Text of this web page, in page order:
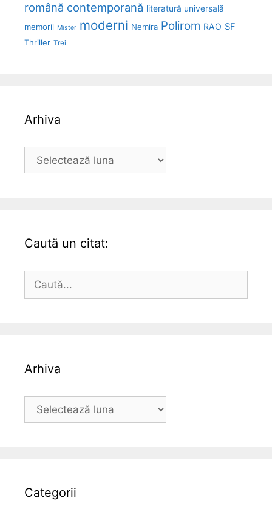
română contemporană literatură universală
memorii Mister moderni Nemira Polirom RAO SF
Thriller Trei
Arhiva
Arhiva
Caută un citat:
Caută
Arhiva
Arhiva
Categorii